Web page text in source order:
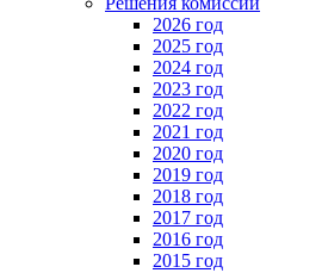
2026 год
2025 год
2024 год
2023 год
2022 год
2021 год
2020 год
2019 год
2018 год
2017 год
2016 год
2015 год